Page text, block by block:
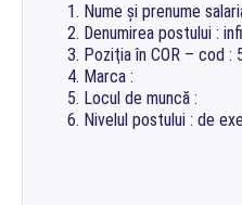
Nume şi prenume
Denumirea postului :
Poziţia în COR – cod :
Marca :
Locul de muncă :
Nivelul postului : de